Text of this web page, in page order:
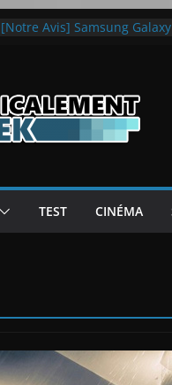
[Notre Avis] Samsung
[Notre Avis] Spy x Family:
LEGO dévoile la LEGO
TEST CINÉMA